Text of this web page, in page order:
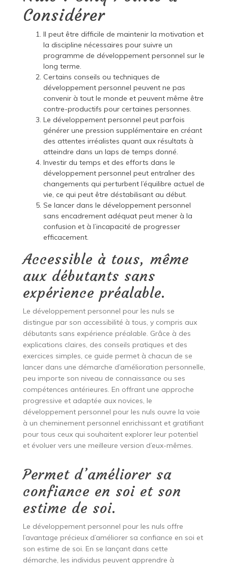
Considérer
Il peut être difficile de maintenir la motivation et
la discipline nécessaires pour suivre un
programme de développement personnel sur le
long terme.
Certains conseils ou techniques de
développement personnel peuvent ne pas
convenir à tout le monde et peuvent même être
contre-productifs pour certaines personnes.
Le développement personnel peut parfois
générer une pression supplémentaire en créant
des attentes irréalistes quant aux résultats à
atteindre dans un laps de temps donné.
Investir du temps et des efforts dans le
développement personnel peut entraîner des
changements qui perturbent l’équilibre actuel de
vie, ce qui peut être déstabilisant au début.
Se lancer dans le développement personnel
sans encadrement adéquat peut mener à la
confusion et à l’incapacité de progresser
efficacement.
Accessible à tous, même
aux débutants sans
expérience préalable.
Le développement personnel pour les nuls se
distingue par son accessibilité à tous, y compris aux
débutants sans expérience préalable. Grâce à des
explications claires, des conseils pratiques et des
exercices simples, ce guide permet à chacun de se
lancer dans une démarche d’amélioration personnelle,
peu importe son niveau de connaissance ou ses
compétences antérieures. En offrant une approche
progressive et adaptée aux novices, le
développement personnel pour les nuls ouvre la voie
à un cheminement personnel enrichissant et gratifiant
pour tous ceux qui souhaitent explorer leur potentiel
et évoluer vers une meilleure version d’eux-mêmes.
Permet d’améliorer sa
confiance en soi et son
estime de soi.
Le développement personnel pour les nuls offre
l’avantage précieux d’améliorer sa confiance en soi et
son estime de soi. En se lançant dans cette
démarche, les individus peuvent apprendre à